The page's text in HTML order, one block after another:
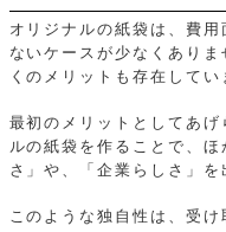
オリジナルの紙袋は、費
ないケースが少なくあり
くのメリットも存在してい
最初のメリットとしてあ
ルの紙袋を作ることで、
さ」や、「企業らしさ」を
このような独自性は、受